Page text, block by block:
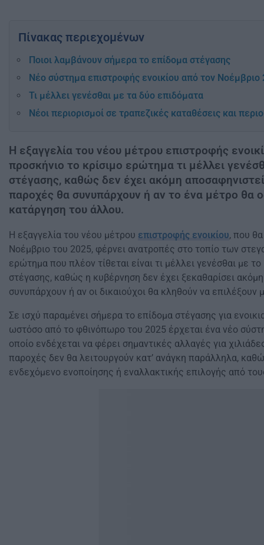
Πίνακας περιεχομένων
Ποιοι λαμβάνουν σήμερα το επίδομα στέγασης
Νέο σύστημα επιστροφής ενοικίου από τον Νοέμβριο
Τι μέλλει γενέσθαι με τα δύο επιδόματα
Νέοι περιορισμοί σε τραπεζικές καταθέσεις και
Η εξαγγελία του νέου μέτρου επιστροφής
προσκήνιο το κρίσιμο ερώτημα τι μέλλει
στέγασης, καθώς δεν έχει ακόμη
παροχές θα συνυπάρχουν ή αν το ένα μέτρο θα
κατάργηση του άλλου.
Η εξαγγελία του νέου μέτρου επιστροφής ενοικίου, που
Νοέμβριο του 2025, φέρνει ανατροπές στο τοπίο των
ερώτημα που πλέον τίθεται είναι τι μέλλει γενέσθαι με
στέγασης, καθώς η κυβέρνηση δεν έχει ξεκαθαρίσει
συνυπάρχουν ή αν οι δικαιούχοι θα κληθούν να επιλέξουν
Σε ισχύ παραμένει σήμερα το επίδομα στέγασης για
ωστόσο από το φθινόπωρο του 2025 έρχεται ένα νέο
οποίο ενδέχεται να φέρει σημαντικές αλλαγές για
παροχές δεν θα λειτουργούν κατ’ ανάγκη παράλληλα,
ενδεχόμενο ενοποίησης ή εναλλακτικής επιλογής από